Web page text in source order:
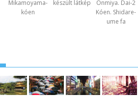
Mikamoyama-
kóen
készült látkép
Ónmiya. Dai-2
Kóen. Shidare-
ume fa